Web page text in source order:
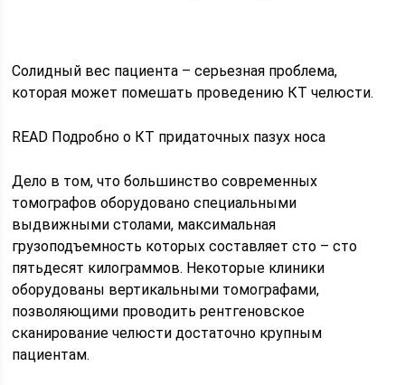
Солидный вес пациента – серьезная проблема,
которая может помешать проведению КТ челюсти.
READ Подробно о КТ придаточных пазух носа
Дело в том, что большинство современных
томографов оборудовано специальными
выдвижными столами, максимальная
грузоподъемность которых составляет сто – сто
пятьдесят килограммов. Некоторые клиники
оборудованы вертикальными томографами,
позволяющими проводить рентгеновское
сканирование челюсти достаточно крупным
пациентам.